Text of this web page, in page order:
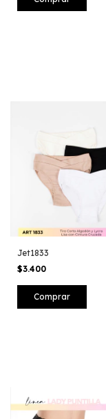
Jet1833
$3.400
Comprar